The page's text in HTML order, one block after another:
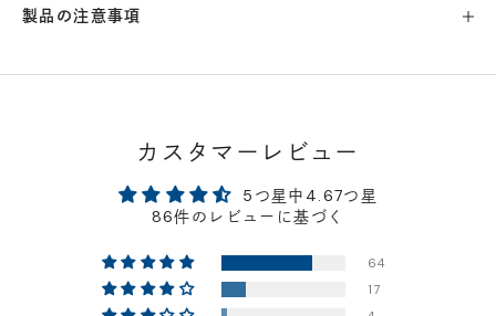
- 在庫 - △
△
- 在庫 -△
製品の注意事項
カスタマーレビュー
5つ星中4.67つ星
86件のレビューに基づく
64
17